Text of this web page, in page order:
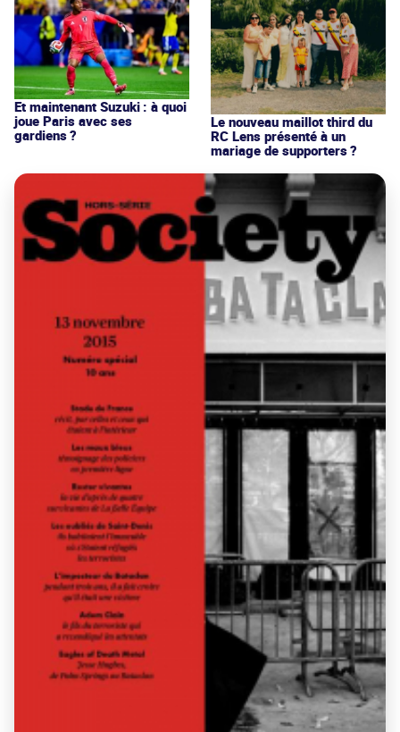
Et maintenant Suzuki : à quoi
joue Paris avec ses
gardiens ?
Le nouveau maillot third du
RC Lens présenté à un
mariage de supporters ?